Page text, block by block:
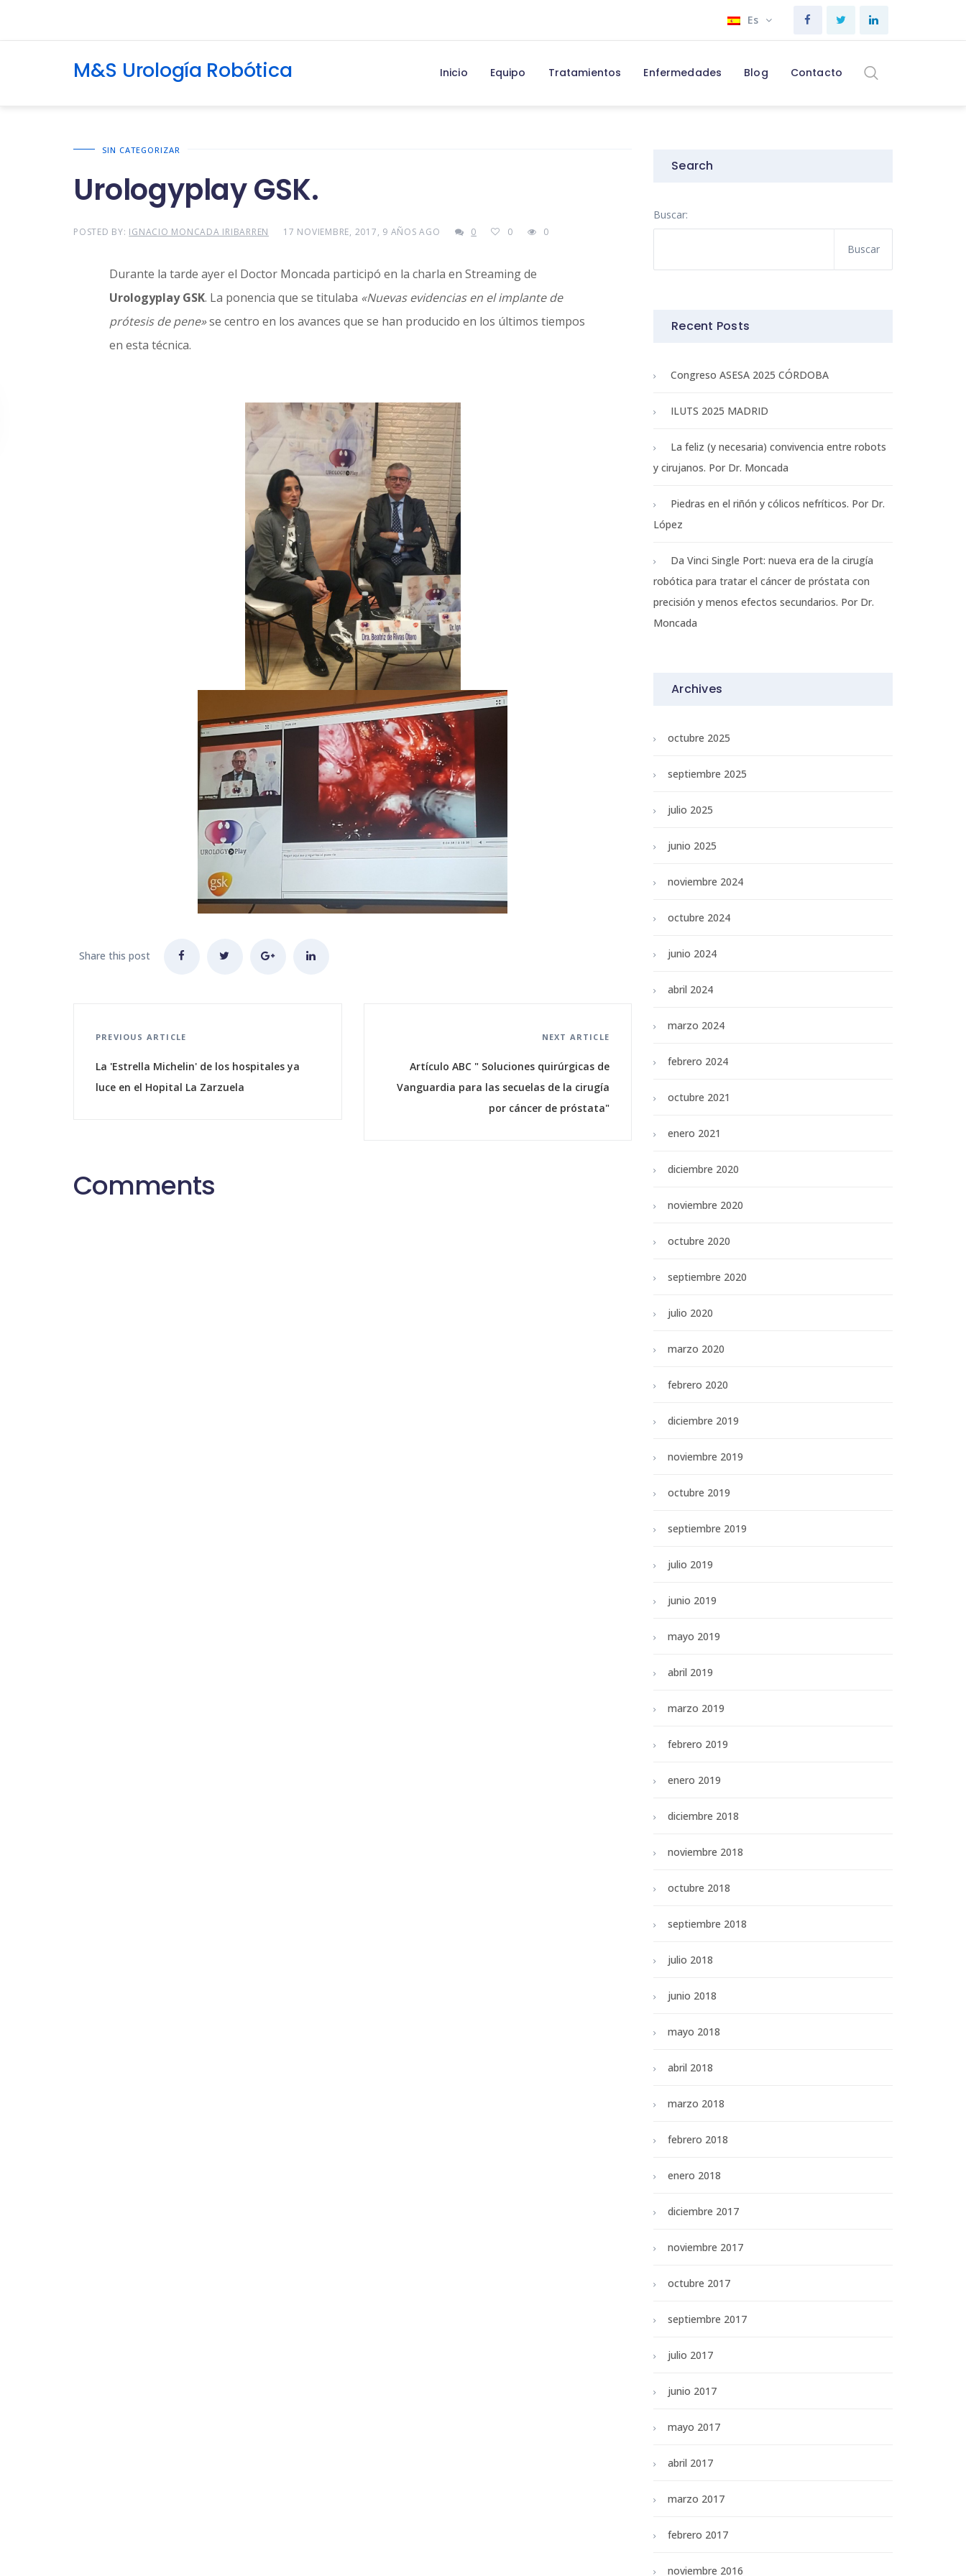
Es
M&S Urología Robótica Inicio Equipo Tratamientos Enfermedades Blog Contacto
SIN CATEGORIZAR
Urologyplay GSK.
POSTED BY: IGNACIO MONCADA IRIBARREN 17 NOVIEMBRE, 2017, 9 AÑOS AGO 0 0 0
Durante la tarde ayer el Doctor Moncada participó en la charla en Streaming de
Urologyplay GSK. La ponencia que se titulaba «Nuevas evidencias en el implante de
prótesis de pene»se centro en los avances que se han producido en los últimos tiempos
en esta técnica.
Share this post
PREVIOUS ARTICLE
La 'Estrella Michelin' de los hospitales ya
luce en el Hopital La Zarzuela
NEXT ARTICLE
Artículo ABC " Soluciones quirúrgicas de
Vanguardia para las secuelas de la cirugía
por cáncer de próstata"
Comments
Search
Buscar:
Recent Posts
Congreso ASESA 2025 CÓRDOBA
ILUTS 2025 MADRID
La feliz (y necesaria) convivencia entre robots
y cirujanos. Por Dr. Moncada
Piedras en el riñón y cólicos nefríticos. Por Dr.
López
Da Vinci Single Port: nueva era de la cirugía
robótica para tratar el cáncer de próstata con
precisión y menos efectos secundarios. Por Dr.
Moncada
Archives
octubre 2025
septiembre 2025
julio 2025
junio 2025
noviembre 2024
octubre 2024
junio 2024
abril 2024
marzo 2024
febrero 2024
octubre 2021
enero 2021
diciembre 2020
noviembre 2020
octubre 2020
septiembre 2020
julio 2020
marzo 2020
febrero 2020
diciembre 2019
noviembre 2019
octubre 2019
septiembre 2019
julio 2019
junio 2019
mayo 2019
abril 2019
marzo 2019
febrero 2019
enero 2019
diciembre 2018
noviembre 2018
octubre 2018
septiembre 2018
julio 2018
junio 2018
mayo 2018
abril 2018
marzo 2018
febrero 2018
enero 2018
diciembre 2017
noviembre 2017
octubre 2017
septiembre 2017
julio 2017
junio 2017
mayo 2017
abril 2017
marzo 2017
febrero 2017
noviembre 2016